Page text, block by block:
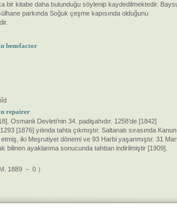
bir kitabe daha bulunduğu söylenip kaydedilmektedir.
parkında Soğuk çeşme kapısında olduğunu
benefactor
repairer
Osmanlı Devleti’nin 34. padişahıdır. 1258’de [1842]
[1876] yılında tahta çıkmıştır. Saltanatı sırasında
etmiş, iki Meşrutiyet dönemi ve 93 Harbi yaşanmıştır. 31
bilinen ayaklanma sonucunda tahttan indirilmiştir [1909].
1889 － 0 ）